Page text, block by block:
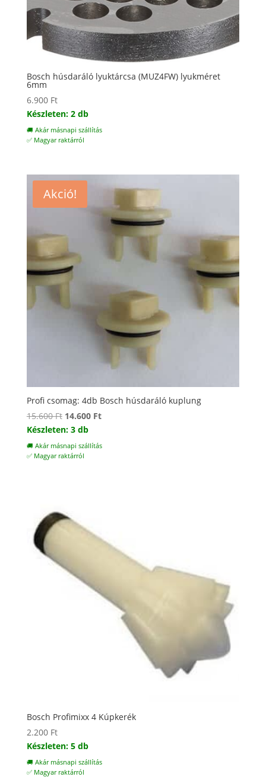
Bosch húsdaráló lyuktárcsa (MUZ4FW) lyukméret
6mm
6.900 Ft
Készleten: 2 db
🚚 Akár másnapi szállítás
✅ Magyar raktárról
Akció!
Profi csomag: 4db Bosch húsdaráló kuplung
15.600Ft Original
price
was:
15.600 Ft.
14.600 FtCurrent
is:
Készleten: 3 db
🚚 Akár másnapi szállítás
✅ Magyar raktárról
Bosch Profimixx 4 Kúpkerék
2.200 Ft
Készleten: 5 db
🚚 Akár másnapi szállítás
✅ Magyar raktárról